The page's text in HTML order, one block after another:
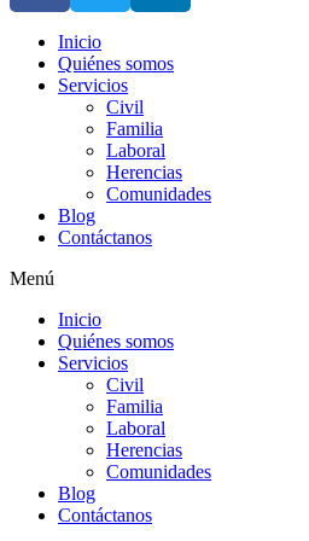
Inicio
Quiénes somos
Servicios
Civil
Familia
Laboral
Herencias
Comunidades
Blog
Contáctanos
Menú
Inicio
Quiénes somos
Servicios
Civil
Familia
Laboral
Herencias
Comunidades
Blog
Contáctanos